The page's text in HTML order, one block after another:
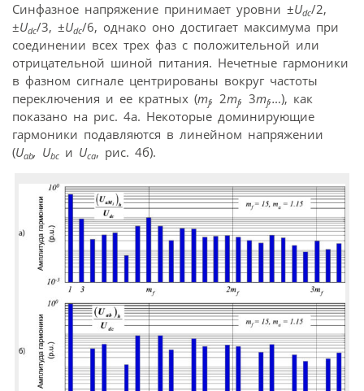
Синфазное напряжение принимает уровни ±Udc/2,
±Udc/3, ±Udc/6, однако оно достигает максимума при
соединении всех трех фаз с положительной или
отрицательной шиной питания. Нечетные гармоники
в фазном сигнале центрированы вокруг частоты
переключения и ее кратных (mf, 2mf, 3mf,…), как
показано на рис. 4a. Некоторые доминирующие
гармоники подавляются в линейном напряжении
(Uab, Ubc и Uca, рис. 4б).